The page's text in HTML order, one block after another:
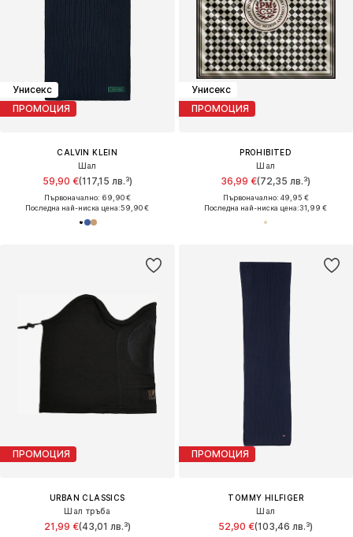
Унисекс
ПРОМОЦИЯ
CALVIN KLEIN
Шал
59,90 €(117,15 лв.³)
Първоначално: 69,90 €
Последна най-ниска цена:59,90 €
Унисекс
ПРОМОЦИЯ
PROHIBITED
Шал
36,99 €(72,35 лв.³)
Първоначално: 49,95 €
Последна най-ниска цена:31,99 €
ПРОМОЦИЯ
URBAN CLASSICS
Шал тръба
21,99 €(43,01 лв.³)
ПРОМОЦИЯ
TOMMY HILFIGER
Шал
52,90 €(103,46 лв.³)